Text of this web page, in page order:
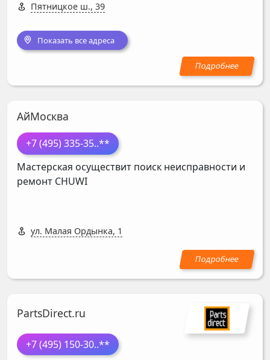
Пятницкое ш., 39
Показать все адреса
АйМосква
+7 (495) 335-35..**
Мастерская осуществит поиск неисправности и
ремонт CHUWI
ул. Малая Ордынка, 1
PartsDirect.ru
+7 (495) 150-30..**